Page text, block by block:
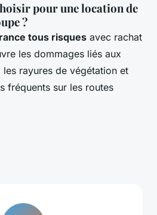
pour une location de
?
tous risques avec rachat
les dommages liés aux
rayures de végétation et
fréquents sur les routes